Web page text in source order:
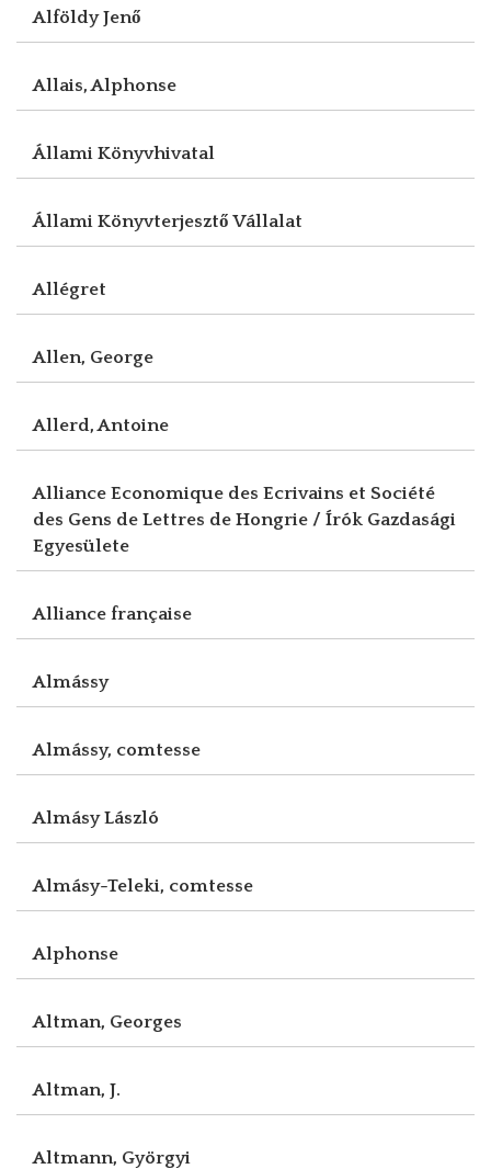
Alföldy Jenő
Allais, Alphonse
Állami Könyvhivatal
Állami Könyvterjesztő Vállalat
Allégret
Allen, George
Allerd, Antoine
Alliance Economique des Ecrivains et Société
des Gens de Lettres de Hongrie / Írók Gazdasági
Egyesülete
Alliance française
Almássy
Almássy, comtesse
Almásy László
Almásy-Teleki, comtesse
Alphonse
Altman, Georges
Altman, J.
Altmann, Györgyi